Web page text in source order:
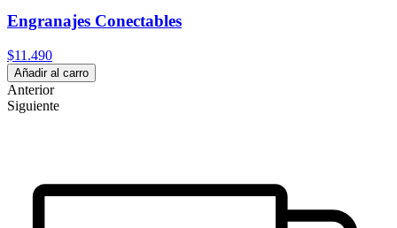
Engranajes Conectables
$11.490
Añadir al carro
Anterior
Siguiente